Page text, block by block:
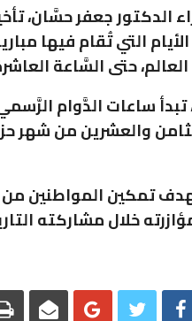
الدكتور جعفر حسَّان،
التي تُقام فيها
حتى السَّاعة
ساعات الدَّوام
تمكين المواطنين
خلال مشاركته